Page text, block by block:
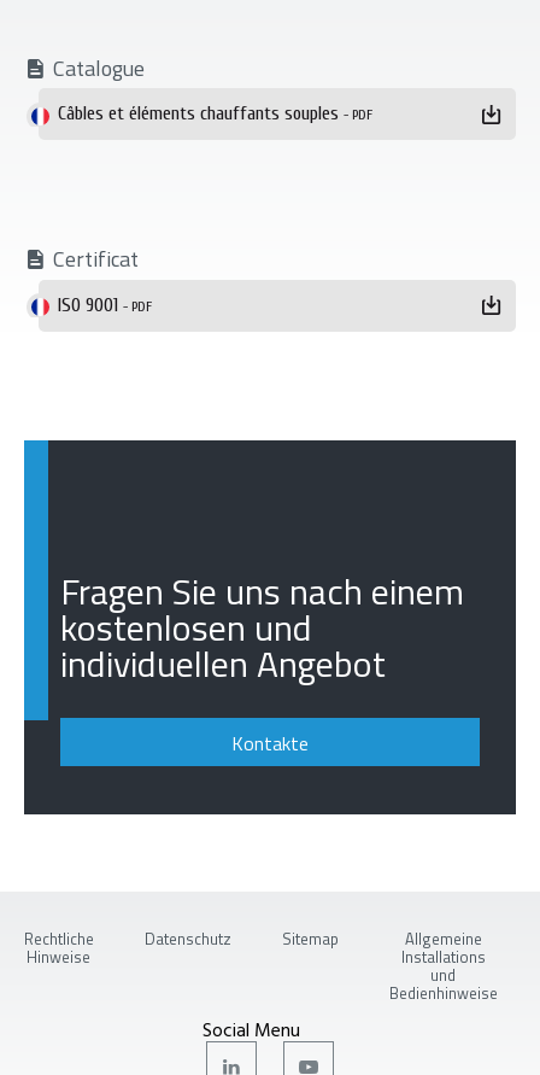
Téléchargement
Catalogue
Câbles et éléments chauffants souples - PDF
Certificat
ISO 9001 - PDF
Fragen Sie uns nach einem
kostenlosen und
individuellen Angebot
Kontakte
Rechtliche
Hinweise
Datenschutz Sitemap Allgemeine
Installations
und
Bedienhinweise
Social Menu